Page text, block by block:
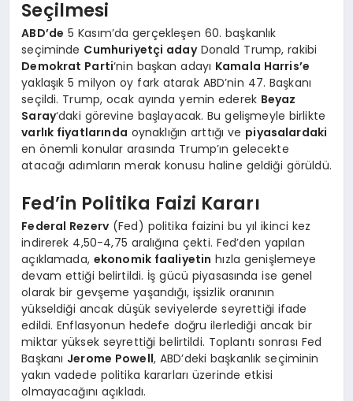
Seçilmesi
ABD’de 5 Kasım’da gerçekleşen 60. başkanlık
seçiminde Cumhuriyetçi adayDonald Trump, rakibi
Demokrat Parti‘nin başkan adayı Kamala Harris’e
yaklaşık 5 milyon oy fark atarak ABD’nin 47. Başkanı
seçildi. Trump, ocak ayında yemin ederek Beyaz
Saray‘daki görevine başlayacak. Bu gelişmeyle birlikte
varlık fiyatlarında oynaklığın arttığı ve piyasalardaki
en önemli konular arasında Trump’ın gelecekte
atacağı adımların merak konusu haline geldiği görüldü.
Fed’in Politika Faizi Kararı
Federal Rezerv (Fed) politika faizini bu yıl ikinci kez
indirerek 4,50-4,75 aralığına çekti. Fed’den yapılan
açıklamada, ekonomik faaliyetin hızla genişlemeye
devam ettiği belirtildi. İş gücü piyasasında ise genel
olarak bir gevşeme yaşandığı, işsizlik oranının
yükseldiği ancak düşük seviyelerde seyrettiği ifade
edildi. Enflasyonun hedefe doğru ilerlediği ancak bir
miktar yüksek seyrettiği belirtildi. Toplantı sonrası Fed
Başkanı Jerome Powell, ABD’deki başkanlık seçiminin
yakın vadede politika kararları üzerinde etkisi
olmayacağını açıkladı.